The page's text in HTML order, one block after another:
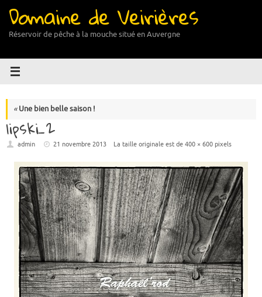
contenu
Domaine de Veirières
Réservoir de pêche à la mouche situé en Auvergne
«Une bien belle saison !
lipski_2
admin 21 novembre 2013 La taille originale est de400 × 600 pixels